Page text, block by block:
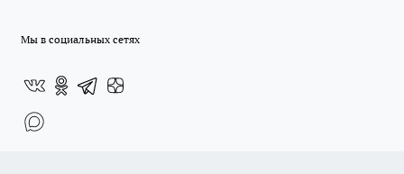
Мы в социальных сетях